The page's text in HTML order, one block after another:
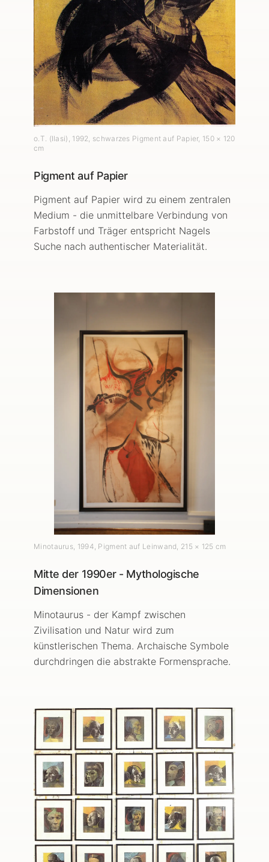
o.T. (Ilasi) 1992 , schwarzes Pigment auf Papier, 150 × 120
cm
Pigment auf Papier
Pigment auf Papier wird zu einem zentralen
Medium - die unmittelbare Verbindung von
Farbstoff und Träger entspricht Nagels
Suche nach authentischer Materialität.
Minotaurus, 1994, Pigment auf Leinwand, 215 × 125 cm
Mitte der 1990er - Mythologische
Dimensionen
Minotaurus - der Kampf zwischen
Zivilisation und Natur wird zum
künstlerischen Thema. Archaische Symbole
durchdringen die abstrakte Formensprache.